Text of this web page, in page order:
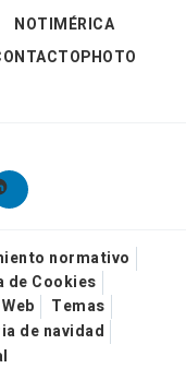
NOTIMÉRICA
normativo
de Cookies
Temas
de navidad